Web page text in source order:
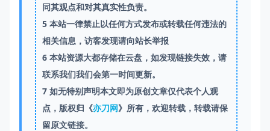
同其观点和对其真实性负责。
5本站一律禁止以任何方式发布或转载任何违法的
相关信息，访客发现请向站长举报
6本站资源大都存储在云盘，如发现链接失效，请
联系我们我们会第一时间更新。
7如无特别声明本文即为原创文章仅代表个人观
点，版权归《亦刀网》所有，欢迎转载，转载请保
留原文链接。